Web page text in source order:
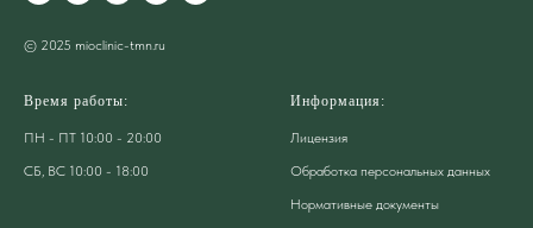
© 2025 mioclinic-tmn.ru
Время работы:
ПН - ПТ 10:00 - 20:00
СБ, ВС 10:00 - 18:00
Информация:
Лицензия
Обработка персональных данных
Нормативные документы